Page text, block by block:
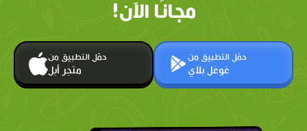
مجانًا الآن!
حمّل التطبيق من
متجر أبل
حمّل التطبيق من
غوغل بلاي